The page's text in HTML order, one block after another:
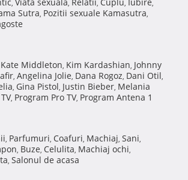
, , , , ,
Sutra, Pozitii sexuale Kamasutra,
Kate Middleton, Kim Kardashian, Johnny
, Angelina Jolie, Dana Rogoz, Dani Otil,
, Gina Pistol, Justin Bieber, Melania
, Program Pro TV, Program Antena 1
, Parfumuri, Coafuri, Machiaj, Sani,
, Buze, Celulita, Machiaj ochi,
, Salonul de acasa